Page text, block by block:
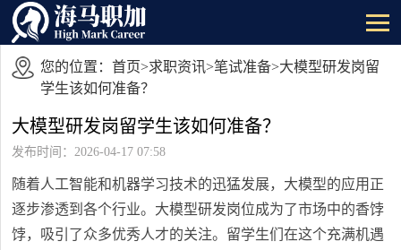
您的位置： 首页>求职资讯>笔试准备>大模型研发岗留
学生该如何准备？
大模型研发岗留学生该如何准备？
发布时间：2026-04-17 07:58
随着人工智能和机器学习技术的迅猛发展，大模型的应用正
逐步渗透到各个行业。大模型研发岗位成为了市场中的香饽
饽，吸引了众多优秀人才的关注。留学生们在这个充满机遇